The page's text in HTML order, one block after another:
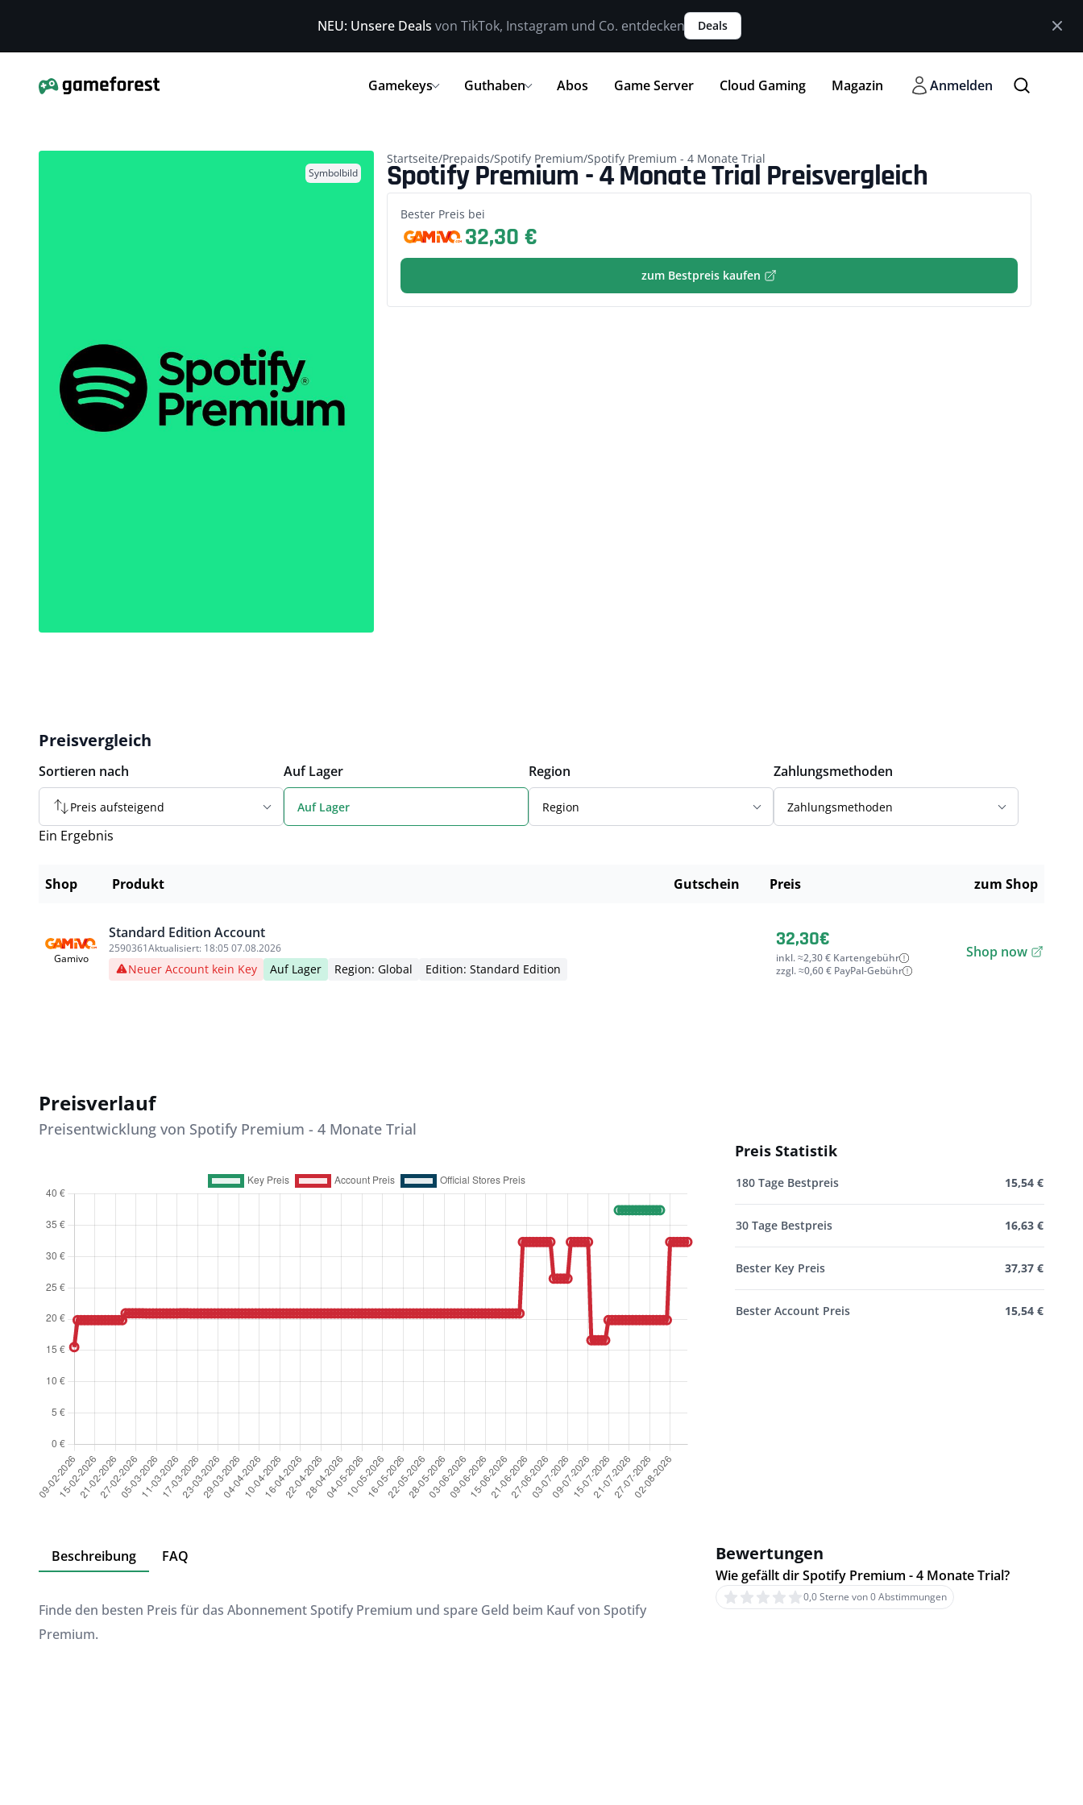
NEU: Unsere Deals von TikTok, Instagram und Co. entdecken Deals
Gamekeys Guthaben Abos Game Server Cloud Gaming Magazin Anmelden
Symbolbild
Startseite/Prepaids/Spotify Premium/Spotify Premium - 4 Monate Trial
Spotify Premium - 4 Monate Trial Preisvergleich
Bester Preis bei
32,30 €
zum Bestpreis kaufen
Preisvergleich
Sortieren nach
Preis aufsteigend
Auf Lager
Auf Lager
Region
Region
Zahlungsmethoden
Zahlungsmethoden
Ein Ergebnis
Shop Produkt Gutschein Preis zum Shop
Gamivo
Standard Edition Account
2590361Aktualisiert: 18:05 07.08.2026
Neuer Account kein Key Auf Lager Region: Global Edition: Standard Edition
32,30€
inkl. ≈2,30 € Kartengebühr
zzgl. ≈0,60 € PayPal-Gebühr
Shop now
Preisverlauf
Preisentwicklung von Spotify Premium - 4 Monate Trial
Preis Statistik
180 Tage Bestpreis 15,54 €
30 Tage Bestpreis 16,63 €
Bester Key Preis 37,37 €
Bester Account Preis 15,54 €
Beschreibung FAQ
Finde den besten Preis für das Abonnement Spotify Premium und spare Geld beim Kauf von Spotify
Premium.
Bewertungen
Wie gefällt dir Spotify Premium - 4 Monate Trial?
0,0 Sterne von 0 Abstimmungen